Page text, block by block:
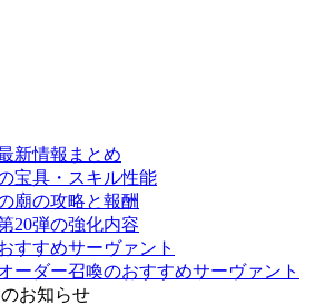
新情報まとめ
宝具・スキル性能
廟の攻略と報酬
20弾の強化内容
すすめサーヴァント
ーダー召喚のおすすめサーヴァント
お知らせ